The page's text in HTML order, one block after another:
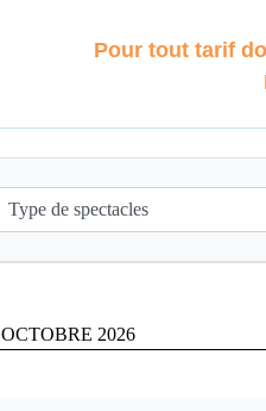
Pour tout tarif
OCTOBRE 2026